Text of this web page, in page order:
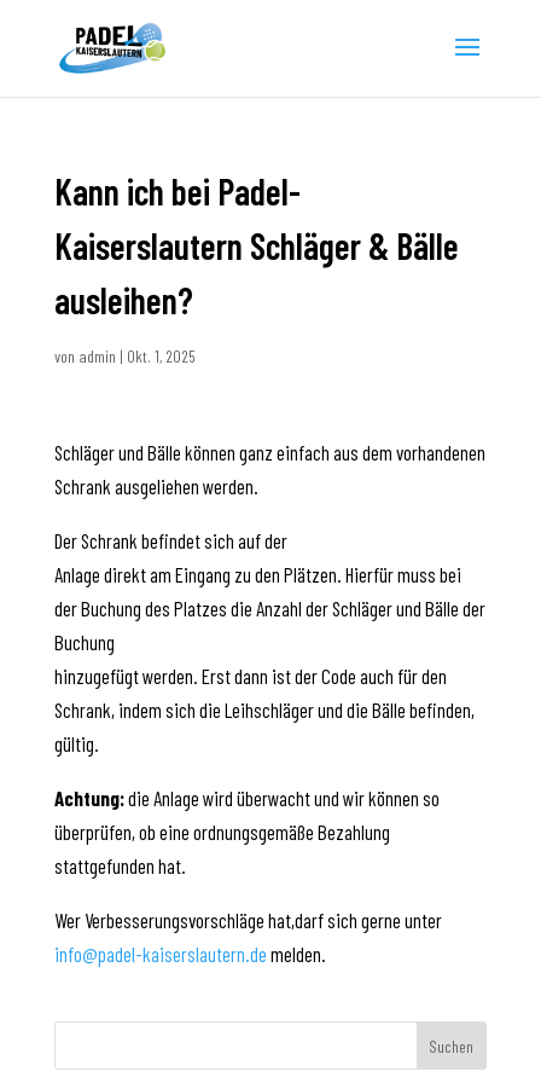
Kann ich bei Padel-
Kaiserslautern Schläger & Bälle
ausleihen?
von admin | Okt. 1, 2025
Schläger und Bälle können ganz einfach aus dem vorhandenen
Schrank ausgeliehen werden.
Der Schrank befindet sich auf der
Anlage direkt am Eingang zu den Plätzen. Hierfür muss bei
der Buchung des Platzes die Anzahl der Schläger und Bälle der
Buchung
hinzugefügt werden. Erst dann ist der Code auch für den
Schrank, indem sich die Leihschläger und die Bälle befinden,
gültig.
Achtung:die Anlage wird überwacht und wir können so
überprüfen, ob eine ordnungsgemäße Bezahlung
stattgefunden hat.
Wer Verbesserungsvorschläge hat,darf sich gerne unter
info@padel-kaiserslautern.de melden.
Suchen